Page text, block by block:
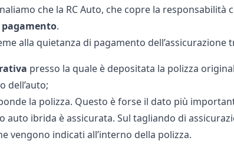
che la RC Auto, che copre la
.
alla quietanza di pagamento dell’assicurazione
presso la quale è depositata la polizza
dell’auto;
la polizza. Questo è forse il dato più
auto ibrida è assicurata. Sul tagliando di
vengono indicati all’interno della polizza.